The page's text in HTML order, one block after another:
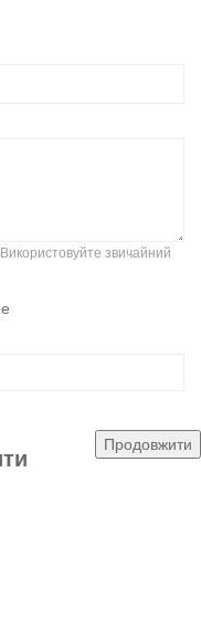
звичайний
Продовжити